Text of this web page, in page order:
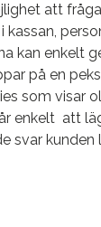
att
kan enkelt
på en
som visar
enkelt att
svar kunden